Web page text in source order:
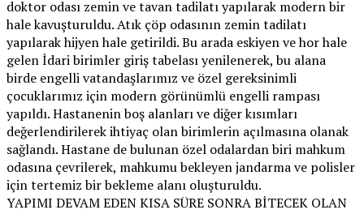
doktor odası zemin ve tavan tadilatı yapılarak modern bir
hale kavuşturuldu. Atık çöp odasının zemin tadilatı
yapılarak hijyen hale getirildi. Bu arada eskiyen ve hor hale
gelen İdari birimler giriş tabelası yenilenerek, bu alana
birde engelli vatandaşlarımız ve özel gereksinimli
çocuklarımız için modern görünümlü engelli rampası
yapıldı. Hastanenin boş alanları ve diğer kısımları
değerlendirilerek ihtiyaç olan birimlerin açılmasına olanak
sağlandı. Hastane de bulunan özel odalardan biri mahkum
odasına çevrilerek, mahkumu bekleyen jandarma ve polisler
için tertemiz bir bekleme alanı oluşturuldu.
YAPIMI DEVAM EDEN KISA SÜRE SONRA BİTECEK OLAN